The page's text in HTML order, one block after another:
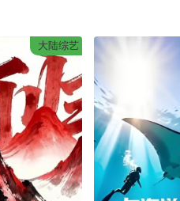
大陆综艺